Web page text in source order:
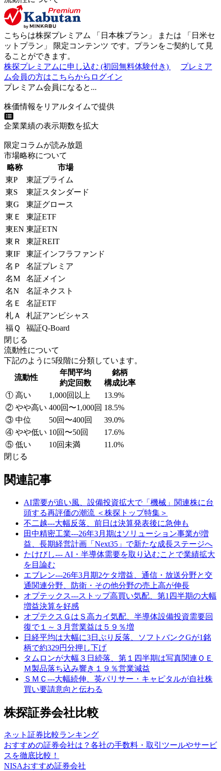
こちらは株探プレミアム 「 日本株プラン 」 または 「 日米セ
ットプラン 」 限定コンテンツ です。プランをご契約して見
ることができます。
株探プレミアムに申し込む (初回無料体験付き)
プレミア
ム会員の方はこちらからログイン
プレミアム会員になると...
株価情報をリアルタイムで提供
企業業績の表示期数を拡大
限定コラムが読み放題
市場略称について
略称
市場
東P
東証プライム
東S
東証スタンダード
東G
東証グロース
東Ｅ
東証ETF
東EN 東証ETN
東Ｒ
東証REIT
東IF
東証インフラファンド
名Ｐ
名証プレミア
名M
名証メイン
名N
名証ネクスト
名Ｅ
名証ETF
札Ａ
札証アンビシャス
福Ｑ
福証Q-Board
閉じる
流動性について
下記のように5段階に分類しています。
流動性
年間平均
約定回数
銘柄
構成比率
① 高い
1,000回以上
13.9%
② やや高い 400回〜1,000回 18.5%
③ 中位
50回〜400回
39.0%
④ やや低い 10回〜50回
17.6%
⑤ 低い
10回未満
11.0%
閉じる
関連記事
AI需要が追い風、設備投資拡大で「機械」関連株に台
頭する再評価の潮流 ＜株探トップ特集＞
不二越---大幅反落、前日は決算発表後に急伸も
田中精密工業---26年3月期はソリューション事業が増
益、長期経営計画「Next35」で新たな成長ステージへ
たけびし--- AI・半導体需要を取り込むことで業績拡大
を目論む
エブレン---26年3月期2ケタ増益、通信・放送分野と交
通関連分野、防衛・その他分野の売上高が伸長
オプテックス---ストップ高買い気配、第1四半期の大幅
増益決算を好感
オプテクスＧはＳ高カイ気配、半導体設備投資需要回
復で１～３月営業益は５９％増
日経平均は大幅に3日ぶり反落、ソフトバンクGが1銘
柄で約329円分押し下げ
タムロンが大幅３日続落、第１四半期は写真関連ＯＥ
Ｍ製品落ち込み響き１９％営業減益
ＳＭＣ---大幅続伸、英パリサー・キャピタルが自社株
買い要請意向と伝わる
株探証券会社比較
ネット証券比較ランキング
おすすめの証券会社は？各社の手数料・取引ツールやサービ
スを徹底比較！
NISAおすすめ証券会社